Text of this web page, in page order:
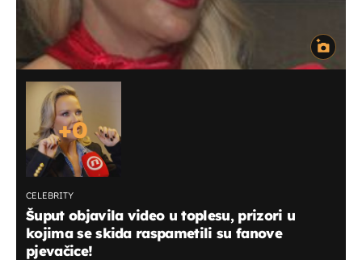
+0
CELEBRITY
Šuput objavila video u toplesu, prizori u
kojima se skida raspametili su fanove
pjevačice!